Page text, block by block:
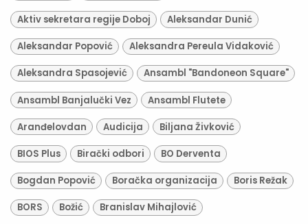
Aktiv sekretara regije Doboj Aleksandar Dunić
Aleksandar Popović Aleksandra Pereula Vidaković
Aleksandra Spasojević Ansambl "Bandoneon Square"
Ansambl Banjalučki Vez Ansambl Flutete
Aranđelovdan Audicija Biljana Živković
BIOS Plus Birački odbori BO Derventa
Bogdan Popović Boračka organizacija Boris Režak
BORS Božić Branislav Mihajlović